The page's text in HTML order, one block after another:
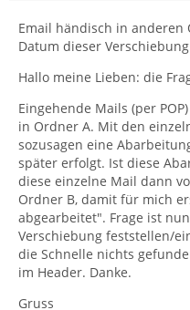
Email händisch in anderen
Datum dieser
Hallo meine Lieben: die
Eingehende Mails (per
in Ordner A. Mit den
sozusagen eine
später erfolgt. Ist diese
diese einzelne Mail dann
Ordner B, damit für mich
abgearbeitet". Frage ist
Verschiebung feststellen/
die Schnelle nichts
im Header. Danke.
Gruss